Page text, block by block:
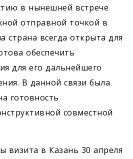
в нынешней встрече
отправной точкой в
страна всегда открыта для
обеспечить
для его дальнейшего
В данной связи была
готовность
совместной
визита в Казань 30 апреля